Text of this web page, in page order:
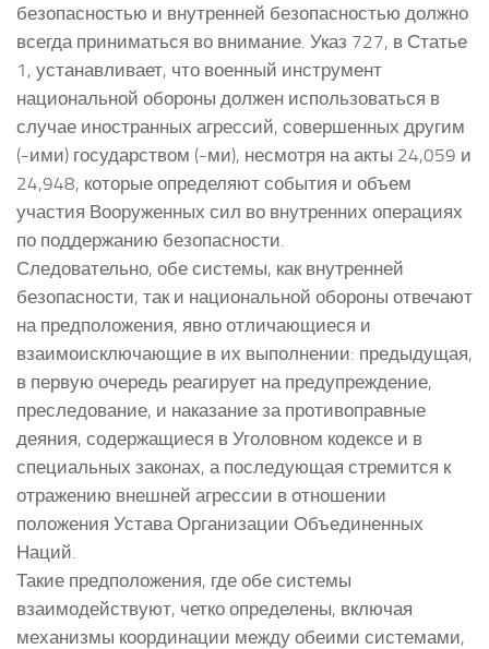
безопасностью и внутренней безопасностью должно
всегда приниматься во внимание. Указ 727, в Статье
1, устанавливает, что военный инструмент
национальной обороны должен использоваться в
случае иностранных агрессий, совершенных другим
(-ими) государством (-ми), несмотря на акты 24,059 и
24,948, которые определяют события и объем
участия Вооруженных сил во внутренних операциях
по поддержанию безопасности.
Следовательно, обе системы, как внутренней
безопасности, так и национальной обороны отвечают
на предположения, явно отличающиеся и
взаимоисключающие в их выполнении: предыдущая,
в первую очередь реагирует на предупреждение,
преследование, и наказание за противоправные
деяния, содержащиеся в Уголовном кодексе и в
специальных законах, а последующая стремится к
отражению внешней агрессии в отношении
положения Устава Организации Объединенных
Наций.
Такие предположения, где обе системы
взаимодействуют, четко определены, включая
механизмы координации между обеими системами,